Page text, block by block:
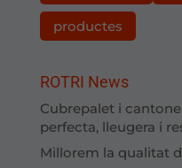
productes
ROTRI News
Cubrepalet i
perfecta, lleugera i
Millorem la qualitat